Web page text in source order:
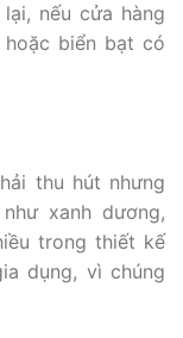
nếu cửa hàng
biển bạt có
thu hút nhưng
xanh dương,
trong thiết kế
dụng, vì chúng